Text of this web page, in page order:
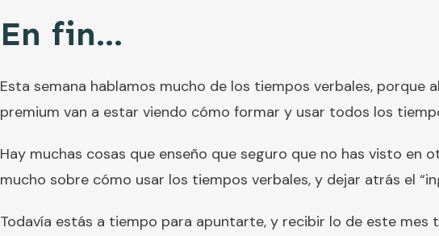
En fin…
Esta semana hablamos mucho de los tiempos verbales, porque
premium van a estar viendo cómo formar y usar todos los
Hay muchas cosas que enseño que seguro que no has visto en
mucho sobre cómo usar los tiempos verbales, y dejar atrás el
Todavía estás a tiempo para apuntarte, y recibir lo de este mes